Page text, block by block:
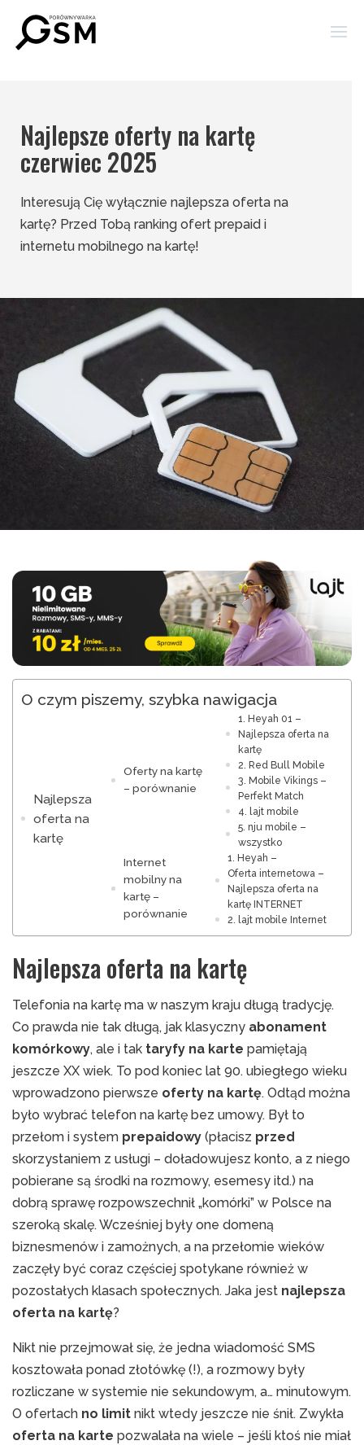
Najlepsze oferty na kartę
czerwiec 2025
Interesują Cię wyłącznie najlepsza oferta na
kartę? Przed Tobą ranking ofert prepaid i
internetu mobilnego na kartę!
O czym piszemy, szybka nawigacja
Najlepsza
oferta na
kartę
Oferty na kartę
– porównanie
1. Heyah 01 –
Najlepsza oferta na
kartę
2. Red Bull Mobile
3. Mobile Vikings –
Perfekt Match
4. lajt mobile
5. nju mobile –
wszystko
Internet
mobilny na
kartę –
porównanie
1. Heyah –
Oferta internetowa –
Najlepsza oferta na
kartę INTERNET
2. lajt mobile Internet
Najlepsza oferta na kartę
Telefonia na kartę ma w naszym kraju długą tradycję.
Co prawda nie tak długą, jak klasyczny abonament
komórkowy, ale i tak taryfy na karte pamiętają
jeszcze XX wiek. To pod koniec lat 90. ubiegłego wieku
wprowadzono pierwsze oferty na kartę. Odtąd można
było wybrać telefon na kartę bez umowy. Był to
przełom i system prepaidowy (płacisz przed
skorzystaniem z usługi – doładowujesz konto, a z niego
pobierane są środki na rozmowy, esemesy itd.) na
dobrą sprawę rozpowszechnił „komórki” w Polsce na
szeroką skalę. Wcześniej były one domeną
biznesmenów i zamożnych, a na przełomie wieków
zaczęły być coraz częściej spotykane również w
pozostałych klasach społecznych. Jaka jest najlepsza
oferta na kartę?
Nikt nie przejmował się, że jedna wiadomość SMS
kosztowała ponad złotówkę (!), a rozmowy były
rozliczane w systemie nie sekundowym, a… minutowym.
O ofertach no limit nikt wtedy jeszcze nie śnił. Zwykła
oferta na karte pozwalała na wiele – jeśli ktoś nie miał